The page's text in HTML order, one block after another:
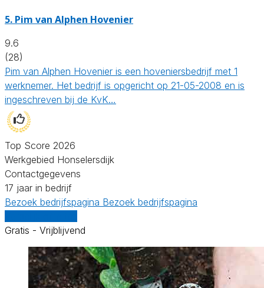
5. Pim van Alphen Hovenier
9.6
(28)
Pim van Alphen Hovenier is een hoveniersbedrijf met 1
werknemer. Het bedrijf is opgericht op 21-05-2008 en is
ingeschreven bij de KvK…
Top Score 2026
Werkgebied Honselersdijk
Contactgegevens
17 jaar in bedrijf
Bezoek bedrijfspagina Bezoek bedrijfspagina
Gratis - Vrijblijvend